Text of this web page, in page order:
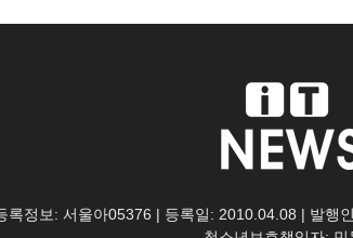
록정보: 서울아05376 | 등록일: 2010.04.08 | 발행